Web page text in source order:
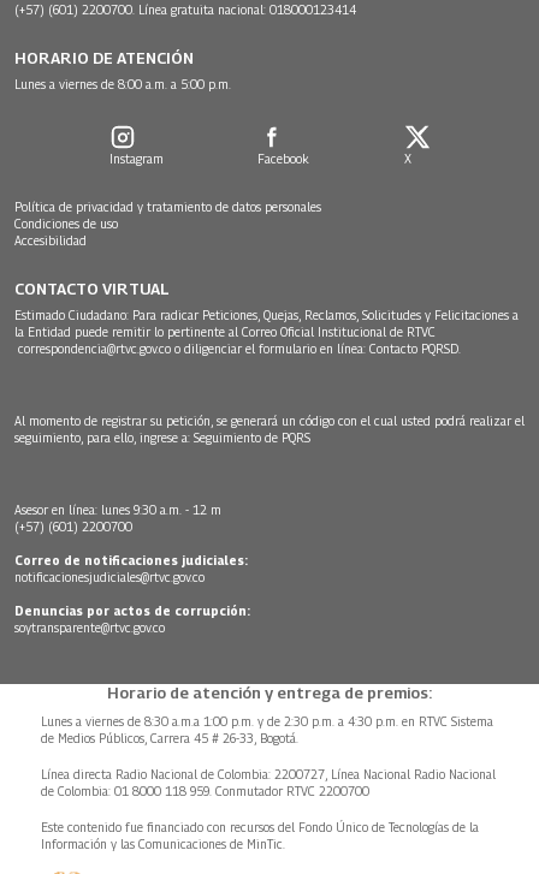
(+57) (601) 2200700. Línea gratuita nacional: 018000123414
HORARIO DE ATENCIÓN
Lunes a viernes de 8:00 a.m. a 5:00 p.m.
Instagram Facebook X
Política de privacidad y tratamiento de datos personales
Condiciones de uso
Accesibilidad
CONTACTO VIRTUAL
Estimado Ciudadano: Para radicar Peticiones, Quejas, Reclamos, Solicitudes y Felicitaciones a
la Entidad puede remitir lo pertinente al Correo Oficial Institucional de RTVC
correspondencia@rtvc.gov.co o diligenciar el formulario en línea: Contacto PQRSD.
Al momento de registrar su petición, se generará un código con el cual usted podrá realizar el
seguimiento, para ello, ingrese a: Seguimiento de PQRS
Asesor en línea: lunes 9:30 a.m. - 12 m
(+57) (601) 2200700
Correo de notificaciones judiciales:
notificacionesjudiciales@rtvc.gov.co
Denuncias por actos de corrupción:
soytransparente@rtvc.gov.co
Horario de atención y entrega de premios:
Lunes a viernes de 8:30 a.m.a 1:00 p.m. y de 2:30 p.m. a 4:30 p.m. en RTVC Sistema
de Medios Públicos, Carrera 45 # 26-33, Bogotá.
Línea directa Radio Nacional de Colombia: 2200727, Línea Nacional Radio Nacional
de Colombia: 01 8000 118 959. Conmutador RTVC 2200700
Este contenido fue financiado con recursos del Fondo Único de Tecnologías de la
Información y las Comunicaciones de MinTic.